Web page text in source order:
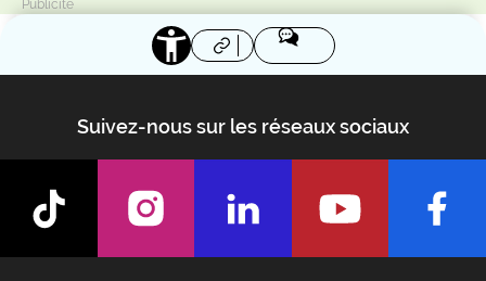
Suivez-nous sur les réseaux sociaux